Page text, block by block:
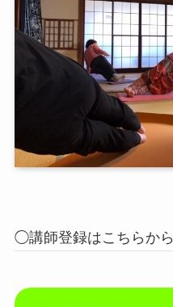
◯講師登録はこちらから